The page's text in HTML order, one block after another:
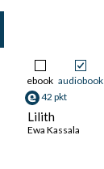
ebook audiobook
42 pkt
Lilith
Ewa Kassala